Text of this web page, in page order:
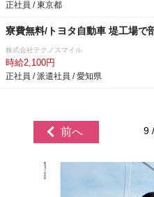
正社員 / 東京都
寮費無料/トヨタ自動車 堤工場で
株式会社テクノスマイル
時給2,100円
正社員 / 派遣社員 / 愛知県
前へ 9